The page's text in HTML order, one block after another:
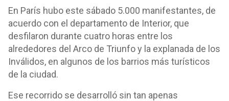
En París hubo este sábado 5.000 manifestantes, de
acuerdo con el departamento de Interior, que
desfilaron durante cuatro horas entre los
alrededores del Arco de Triunfo y la explanada de los
Inválidos, en algunos de los barrios más turísticos
de la ciudad.
Ese recorrido se desarrolló sin tan apenas